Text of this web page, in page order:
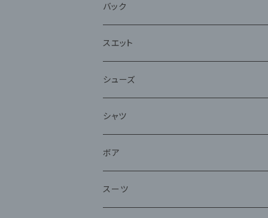
バック
スエット
シューズ
シャツ
ボア
スーツ